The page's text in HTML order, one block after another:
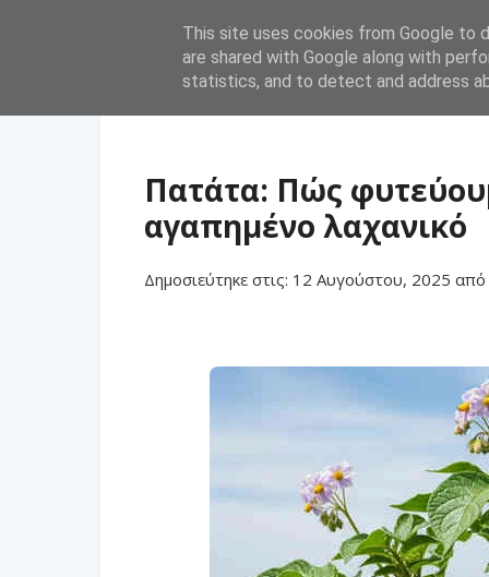
Πατάτα: Πώς
αγαπημένο λαχανικό
Δημοσιεύτηκε στις: 12 Αυγούστου, 2025 από
This site uses cookies from Google to
are shared with Google along with
statistics, and to detect and address